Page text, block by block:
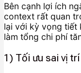
Bên cạnh lợi ích
context rất quan
lại với kỳ vọng tiết
làm tổng chi phí
1) Tối ưu sai vị